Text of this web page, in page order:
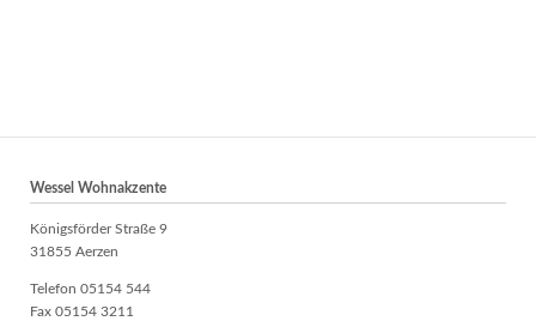
Wessel Wohnakzente
Königsförder Straße 9
31855 Aerzen
Telefon 05154 544
Fax 05154 3211